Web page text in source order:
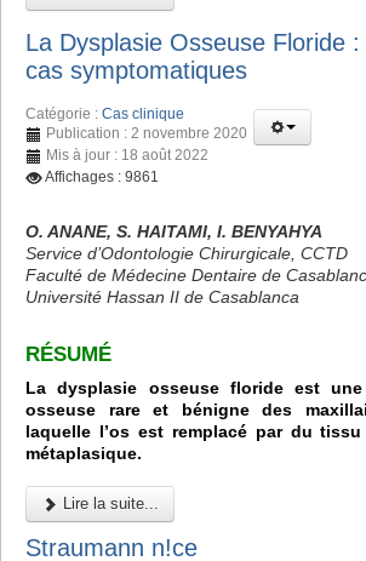
La Dysplasie Osseuse Floride
cas symptomatiques
Catégorie : Cas clinique
Publication : 2 novembre 2020
Mis à jour : 18 août 2022
Affichages : 9861
O. ANANE, S. HAITAMI, I. BENYAHYA
Service d’Odontologie Chirurgicale, CCTD
Faculté de Médecine Dentaire de
Université Hassan II de Casablanca
RÉSUMÉ
La dysplasie osseuse floride est
osseuse rare et bénigne des
laquelle l’os est remplacé par du
métaplasique.
Lire la suite...
Straumann n!ce